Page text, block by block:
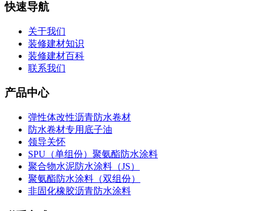
快速导航
关于我们
装修建材知识
装修建材百科
联系我们
产品中心
弹性体改性沥青防水卷材
防水卷材专用底子油
领导关怀
SPU（单组份）聚氨酯防水涂料
聚合物水泥防水涂料（JS）
聚氨酯防水涂料（双组份）
非固化橡胶沥青防水涂料